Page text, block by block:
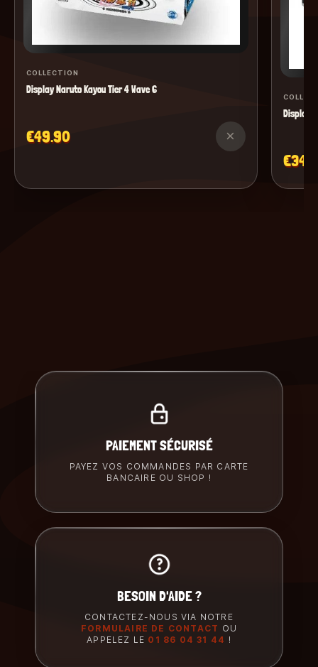
COLLECTION
Display Naruto Kayou Tier 4 Wave 6
€49.90 ×
Display
PAIEMENT SÉCURISÉ
PAYEZ VOS COMMANDES PAR CARTE
BANCAIRE OU SHOP !
BESOIN D'AIDE ?
CONTACTEZ-NOUS VIA NOTRE
FORMULAIRE DE CONTACT OU
APPELEZ LE 01 86 04 31 44 !